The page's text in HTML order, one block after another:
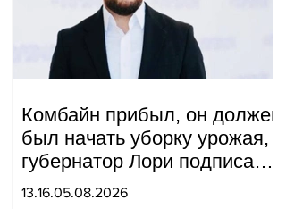
Комбайн прибыл, он должен
был начать уборку урожая,
губернатор Лори подписал
постановление о запрете
13.16.05.08.2026